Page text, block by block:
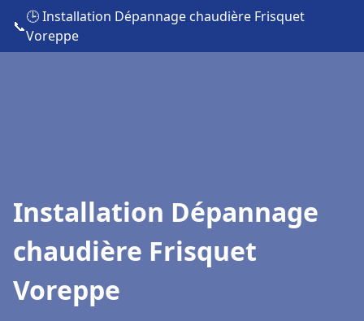
📞
🕒 Installation Dépannage chaudière Frisquet
Voreppe
Installation Dépannage
chaudière Frisquet
Voreppe